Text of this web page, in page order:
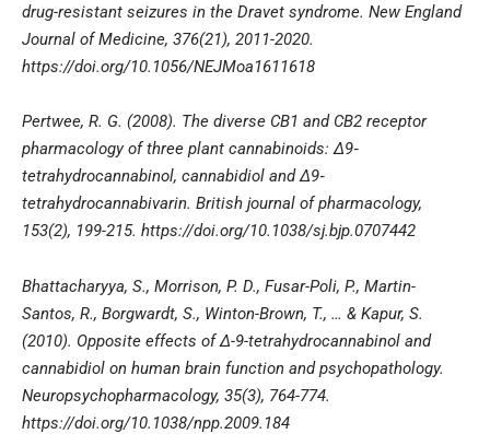
drug-resistant seizures in the Dravet syndrome. New England
Journal of Medicine, 376(21), 2011-2020.
https://doi.org/10.1056/NEJMoa1611618
Pertwee, R. G. (2008). The diverse CB1 and CB2 receptor
pharmacology of three plant cannabinoids: Δ9‐
tetrahydrocannabinol, cannabidiol and Δ9‐
tetrahydrocannabivarin. British journal of pharmacology,
153(2), 199-215. https://doi.org/10.1038/sj.bjp.0707442
Bhattacharyya, S., Morrison, P. D., Fusar-Poli, P., Martin-
Santos, R., Borgwardt, S., Winton-Brown, T., … & Kapur, S.
(2010). Opposite effects of Δ-9-tetrahydrocannabinol and
cannabidiol on human brain function and psychopathology.
Neuropsychopharmacology, 35(3), 764-774.
https://doi.org/10.1038/npp.2009.184